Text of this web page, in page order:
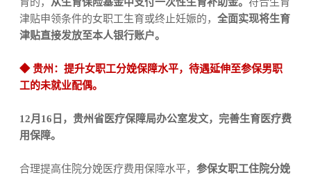
津贴申领条件的女职工生育或终止妊娠的， 全面实现将生育
津贴直接发放至本人银行账户。
◆贵州： 提升女职工分娩保障水平，待遇延伸至参保男职
工的未就业配偶。
12月 16 日，贵州省医疗保障局办公室发文，完善生育医疗费
用保障。
合理提高住院分娩医疗费用保障水平， 参保女职工住院分娩